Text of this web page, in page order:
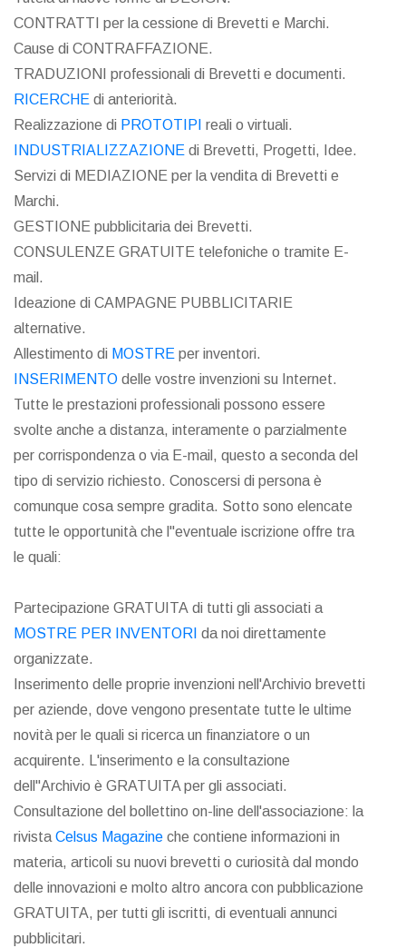
CONTRATTI per la cessione di Brevetti e Marchi.
Cause di CONTRAFFAZIONE.
TRADUZIONI professionali di Brevetti e documenti.
RICERCHE di anteriorità.
Realizzazione di PROTOTIPI reali o virtuali.
INDUSTRIALIZZAZIONE di Brevetti, Progetti, Idee.
Servizi di MEDIAZIONE per la vendita di Brevetti e
Marchi.
GESTIONE pubblicitaria dei Brevetti.
CONSULENZE GRATUITE telefoniche o tramite E-
mail.
Ideazione di CAMPAGNE PUBBLICITARIE
alternative.
Allestimento di MOSTRE per inventori.
INSERIMENTO delle vostre invenzioni su Internet.
Tutte le prestazioni professionali possono essere
svolte anche a distanza, interamente o parzialmente
per corrispondenza o via E-mail, questo a seconda del
tipo di servizio richiesto. Conoscersi di persona è
comunque cosa sempre gradita. Sotto sono elencate
tutte le opportunità che l"eventuale iscrizione offre tra
le quali:
Partecipazione GRATUITA di tutti gli associati a
MOSTRE PER INVENTORI da noi direttamente
organizzate.
Inserimento delle proprie invenzioni nell'Archivio brevetti
per aziende, dove vengono presentate tutte le ultime
novità per le quali si ricerca un finanziatore o un
acquirente. L'inserimento e la consultazione
dell"Archivio è GRATUITA per gli associati.
Consultazione del bollettino on-line dell'associazione: la
rivista Celsus Magazine che contiene informazioni in
materia, articoli su nuovi brevetti o curiosità dal mondo
delle innovazioni e molto altro ancora con pubblicazione
GRATUITA, per tutti gli iscritti, di eventuali annunci
pubblicitari.